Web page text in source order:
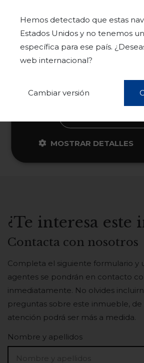
Hemos detectado que estas
Estados Unidos y no tenemos
específica para ese país.
web internacional?
Cambiar versión
¿Te interesa este
Contacta con nosotros
Completa el siguiente formulario y
agentes se pondrán en contacto
inmediatamente. No olvides
preguntas sobre este inmueble, de
atención podrá ser más a medida.
Nombre y apellidos
mejorar la experiencia del
utilizar nuestro sitio web,
todas las cookies de
nuestra Política de cookies.
información
ACEPTAR
MOSTRAR DETALLES